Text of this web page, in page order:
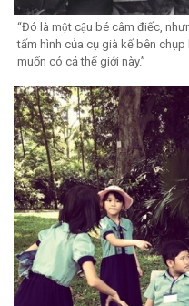
“Đó là một cậu bé câm điếc,
tấm hình của cụ già kế bên
muốn có cả thế giới này.”